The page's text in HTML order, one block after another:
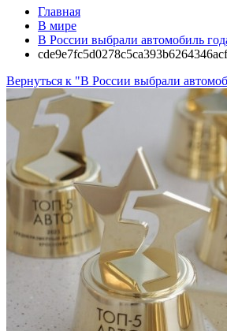
Главная
В мире
В России выбрали автомобиль
cde9e7fc5d0278c5ca393b6264346acf
Вернуться к "В России выбрали